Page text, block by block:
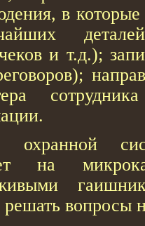
в
и т.д.);
охранной
на
вопросы